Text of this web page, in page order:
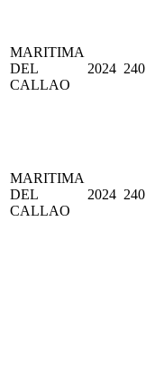
MARITIMA
DEL
CALLAO
2024 240
MARITIMA
DEL
CALLAO
2024 240